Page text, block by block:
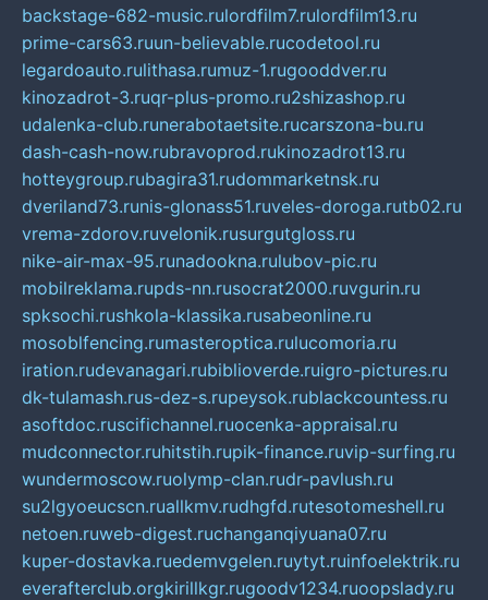
backstage-682-music.rulordfilm7.rulordfilm13.ru
prime-cars63.ruun-believable.rucodetool.ru
legardoauto.rulithasa.rumuz-1.rugooddver.ru
kinozadrot-3.ruqr-plus-promo.ru2shizashop.ru
udalenka-club.runerabotaetsite.rucarszona-bu.ru
dash-cash-now.rubravoprod.rukinozadrot13.ru
hotteygroup.rubagira31.rudommarketnsk.ru
dveriland73.runis-glonass51.ruveles-doroga.rutb02.ru
vrema-zdorov.ruvelonik.rusurgutgloss.ru
nike-air-max-95.runadookna.rulubov-pic.ru
mobilreklama.rupds-nn.rusocrat2000.ruvgurin.ru
spksochi.rushkola-klassika.rusabeonline.ru
mosoblfencing.rumasteroptica.rulucomoria.ru
iration.rudevanagari.rubiblioverde.ruigro-pictures.ru
dk-tulamash.rus-dez-s.rupeysok.rublackcountess.ru
asoftdoc.ruscifichannel.ruocenka-appraisal.ru
mudconnector.ruhitstih.rupik-finance.ruvip-surfing.ru
wundermoscow.ruolymp-clan.rudr-pavlush.ru
su2lgyoeucscn.ruallkmv.rudhgfd.rutesotomeshell.ru
netoen.ruweb-digest.ruchanganqiyuana07.ru
kuper-dostavka.ruedemvgelen.ruytyt.ruinfoelektrik.ru
everafterclub.orgkirillkgr.rugoodv1234.ruoopslady.ru